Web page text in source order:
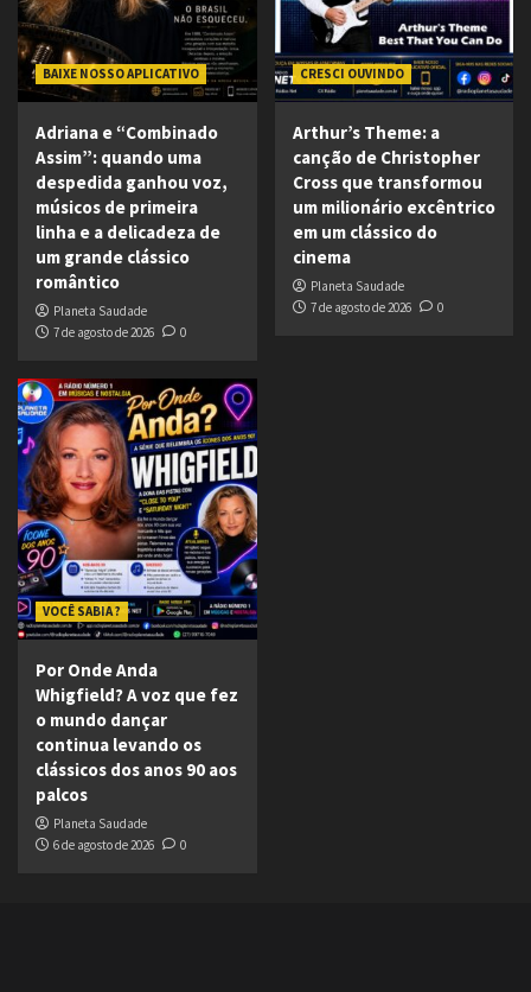
BAIXE NOSSO APLICATIVO
Adriana e “Combinado
Assim”: quando uma
despedida ganhou voz,
músicos de primeira
linha e a delicadeza de
um grande clássico
romântico
Planeta Saudade
7 de agosto de 2026
0
CRESCI OUVINDO
Arthur’s Theme: a
canção de Christopher
Cross que transformou
um milionário excêntrico
em um clássico do
cinema
Planeta Saudade
7 de agosto de 2026
0
VOCÊ SABIA ?
Por Onde Anda
Whigfield? A voz que fez
o mundo dançar
continua levando os
clássicos dos anos 90 aos
palcos
Planeta Saudade
6 de agosto de 2026
0